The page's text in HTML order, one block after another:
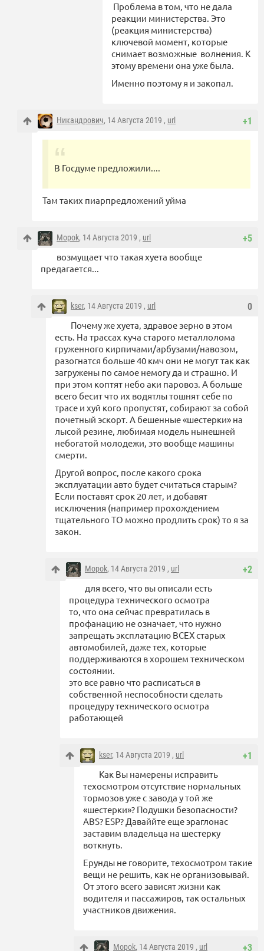
Проблема в том, что не дала
реакции министерства. Это
(реакция министерства)
ключевой момент, которые
снимает возможные волнения. К
этому времени она уже была.
Именно поэтому я и закопал.
+1
Никандрович, 14 Августа 2019 , url
В Госдуме предложили....
Там таких пиарпредложений уйма
+5
Mopok, 14 Августа 2019 , url
возмущает что такая хуета вообще
предагается...
0
kser, 14 Августа 2019 , url
Почему же хуета, здравое зерно в этом
есть. На трассах куча старого металлолома
груженного кирпичами/арбузами/навозом,
разогнатся больше 40 кмч они не могут так как
загружены по самое немогу да и страшно. И
при этом коптят небо аки паровоз. А больше
всего бесит что их водятлы тошнят себе по
трасе и хуй кого пропустят, собирают за собой
почетный эскорт. А бешенные «шестерки» на
лысой резине, любимая модель нынешней
небогатой молодежи, это вообще машины
смерти.
Другой вопрос, после какого срока
эксплуатации авто будет считаться старым?
Если поставят срок 20 лет, и добавят
исключения (например прохождением
тщательного ТО можно продлить срок) то я за
закон.
+2
Mopok, 14 Августа 2019 , url
для всего, что вы описали есть
процедура технического осмотра
то, что она сейчас превратилась в
профанацию не означает, что нужно
запрещать эксплатацию ВСЕХ старых
автомобилей, даже тех, которые
поддерживаются в хорошем техническом
состоянии.
это все равно что расписаться в
собственной неспособности сделать
процедуру технического осмотра
работающей
+1
kser, 14 Августа 2019 , url
Как Вы намерены исправить
техосмотром отсутствие нормальных
тормозов уже с завода у той же
«шестерки»? Подушки безопасности?
ABS? ESP? Даваййте еще эраглонас
заставим владельца на шестерку
воткнуть.
Ерунды не говорите, техосмотром такие
вещи не решить, как не организовывай.
От этого всего зависят жизни как
водителя и пассажиров, так остальных
участников движения.
+3
Mopok, 14 Августа 2019 , url